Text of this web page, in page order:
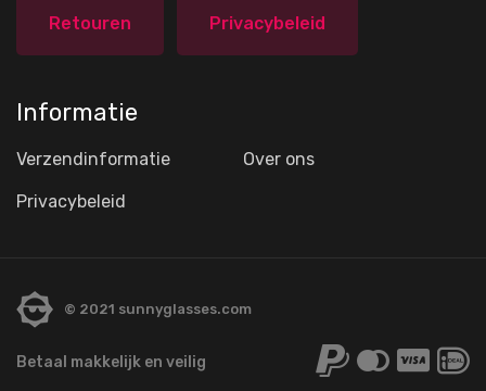
Retouren Privacybeleid
Informatie
Verzendinformatie Over ons
Privacybeleid
© 2021 sunnyglasses.com
Betaal makkelijk en veilig